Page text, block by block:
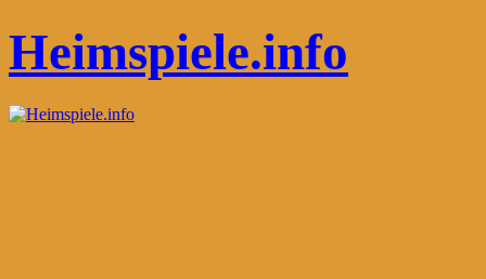
Heimspiele.info